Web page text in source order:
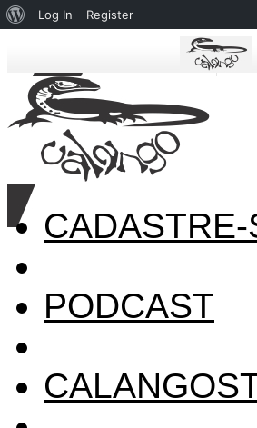
CADASTRE-
PODCAST
About
Log In Register